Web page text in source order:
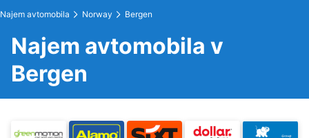
Najem avtomobila Norway Bergen
Najem avtomobila v
Bergen